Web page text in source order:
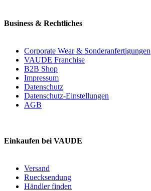
Business & Rechtliches
Corporate Wear & Sonderanfertigungen
VAUDE Franchise
B2B Shop
Impressum
Datenschutz
Datenschutz-Einstellungen
AGB
Einkaufen bei VAUDE
Versand
Ruecksendung
Händler finden